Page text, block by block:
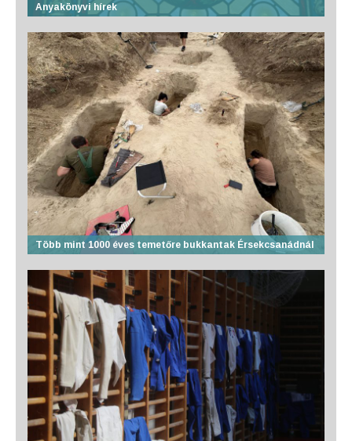
Anyakönyvi hírek
Több mint 1000 éves temetőre bukkantak Érsekcsanádnál